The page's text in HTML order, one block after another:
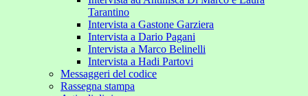
Tarantino
Intervista a Gastone Garziera
Intervista a Dario Pagani
Intervista a Marco Belinelli
Intervista a Hadi Partovi
Messaggeri del codice
Rassegna stampa